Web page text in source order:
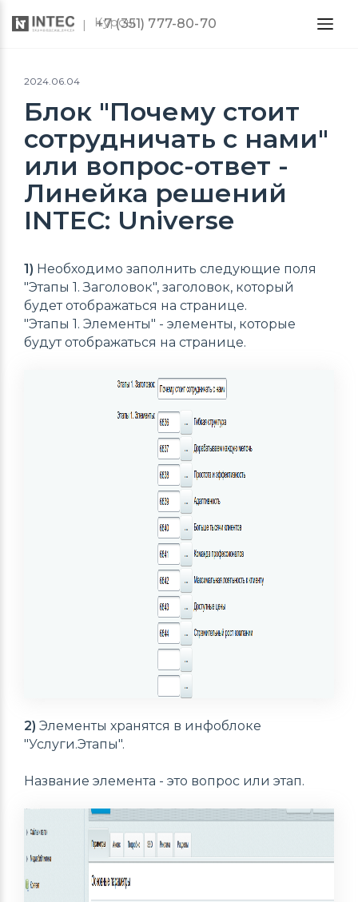
Курсы
+7 (351) 777-80-70
2024.06.04
Блок "Почему стоит
сотрудничать с нами"
или вопрос-ответ -
Линейка решений
INTEC: Universe
1) Необходимо заполнить следующие поля
"Этапы 1. Заголовок", заголовок, который
будет отображаться на странице.
"Этапы 1. Элементы" - элементы, которые
будут отображаться на странице.
2) Элементы хранятся в инфоблоке
"Услуги.Этапы".
Название элемента - это вопрос или этап.